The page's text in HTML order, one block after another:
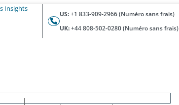
US:+1 833-909-2966 (Numéro sans frais)
UK:+44 808-502-0280 (Numéro sans frais)